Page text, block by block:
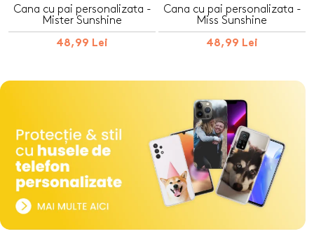
Cana cu pai personalizata -
Mister Sunshine
48,99 Lei
Cana cu pai personalizata -
Miss Sunshine
48,99 Lei